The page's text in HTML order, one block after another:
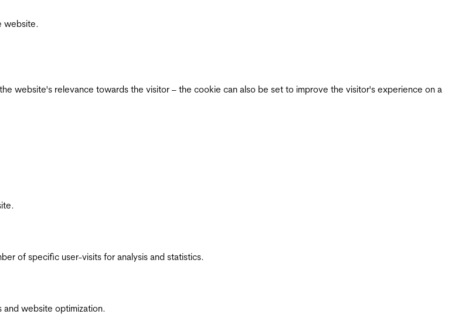
website.
website's relevance towards the visitor – the cookie can also be set to improve the visitor's experience on a
of specific user-visits for analysis and statistics.
and website optimization.